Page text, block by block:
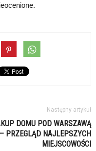
Następny artykuł
DOMU POD WARSZAWĄ
– PRZEGLĄD NAJLEPSZYCH
MIEJSCOWOŚCI